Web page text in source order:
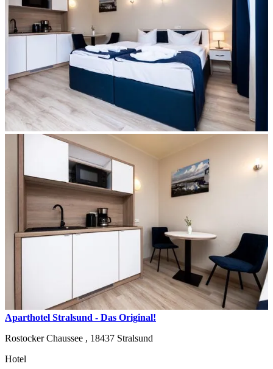
Aparthotel Stralsund - Das Original!
Rostocker Chaussee , 18437 Stralsund
Hotel